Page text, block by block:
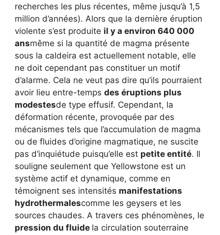
recherches les plus récentes, même jusqu’à 1,5
million d’années). Alors que la dernière éruption
violente s’est produite il y a environ 640 000
ansmême si la quantité de magma présente
sous la caldeira est actuellement notable, elle
ne doit cependant pas constituer un motif
d’alarme. Cela ne veut pas dire qu’ils pourraient
avoir lieu entre-temps des éruptions plus
modestesde type effusif. Cependant, la
déformation récente, provoquée par des
mécanismes tels que l’accumulation de magma
ou de fluides d’origine magmatique, ne suscite
pas d’inquiétude puisqu’elle est petite entité. Il
souligne seulement que Yellowstone est un
système actif et dynamique, comme en
témoignent ses intensités manifestations
hydrothermalescomme les geysers et les
sources chaudes. A travers ces phénomènes, le
pression du fluide la circulation souterraine